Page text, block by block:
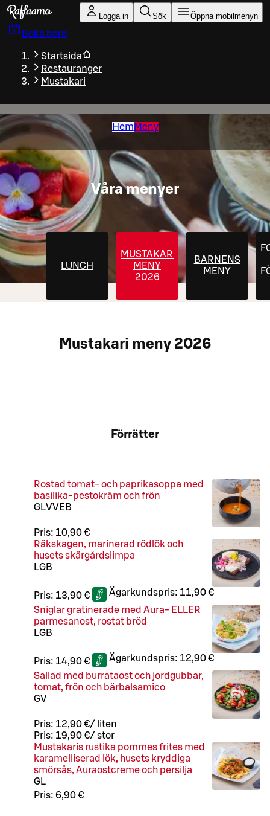
Gå till huvudinnehållet
Logga in Sök Öppna mobilmenyn
Boka bord
Startsida
Restauranger
Mustakari
Hem Meny
Våra menyer
LUNCH
MUSTAKARI
MENY
2026
BARNENS
MENY
Mustakari meny 2026
Förrätter
Rostad tomat- och paprikasoppa med
basilika-pestokräm och frön
GLVVEB
Pris: 10,90 €
Räkskagen, marinerad rödlök och
husets skärgårdslimpa
LGB
Pris: 13,90 € Ägarkundspris: 11,90 €
Sniglar gratinerade med Aura- ELLER
parmesanost, rostat bröd
LGB
Pris: 14,90 € Ägarkundspris: 12,90 €
Sallad med burrataost och jordgubbar,
tomat, frön och bärbalsamico
GV
Pris: 12,90 €/ liten
Pris: 19,90 €/ stor
Mustakaris rustika pommes frites med
karamelliserad lök, husets kryddiga
smörsås, Auraostcreme och persilja
GL
Pris: 6,90 €